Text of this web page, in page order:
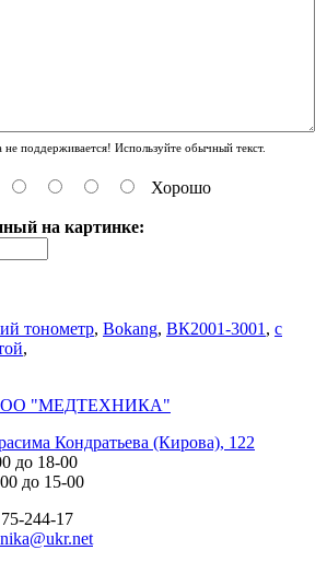
не поддерживается! Используйте обычный текст.
Хорошо
на картинке:
тонометр, Bokang, ВК2001-3001 , с
,
ООО "МЕДТЕХНИКА"
Кондратьева (Кирова), 122
до 18-00
до 15-00
244-17